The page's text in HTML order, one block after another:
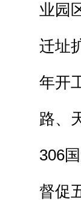
业园
迁址
年开
路、
306
督促